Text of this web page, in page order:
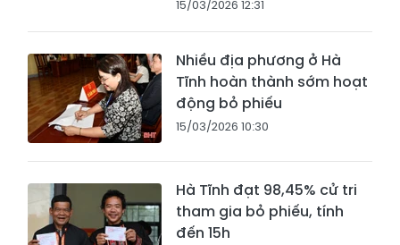
15/03/2026 12:31
Nhiều địa phương ở Hà
Tĩnh hoàn thành sớm hoạt
động bỏ phiếu
15/03/2026 10:30
Hà Tĩnh đạt 98,45% cử tri
tham gia bỏ phiếu, tính
đến 15h